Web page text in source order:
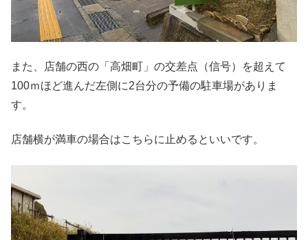
また、店舗の西の「高畑町」の交差点（信号）を超えて
100ｍほど進んだ左側に2台分の予備の駐車場がありま
す。
店舗横が満車の場合はこちらに止めるといいです。